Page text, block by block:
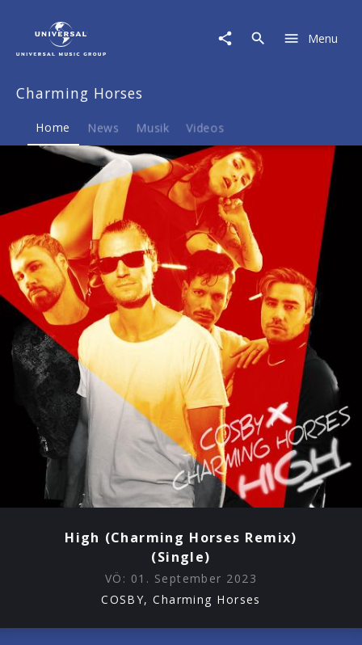
Musik
Merch
Menu
Charming Horses
Home News Musik Videos
High (Charming Horses Remix)
(Single)
VÖ: 01. September 2023
COSBY, Charming Horses